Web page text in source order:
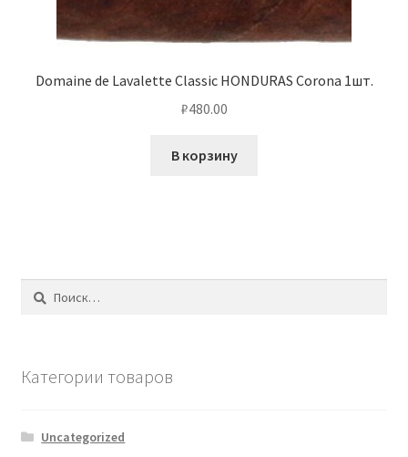
Domaine de Lavalette Classic HONDURAS Corona 1шт.
₽480.00
В корзину
Найти:
Категории товаров
Uncategorized